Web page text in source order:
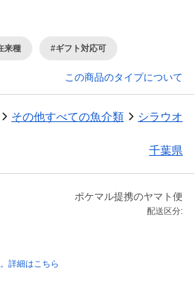
来種 #ギフト対応可
この商品のタイプについて
その他すべての魚介類 シラウオ
千葉県
ポケマル提携のヤマト便
配送区分:
詳細はこちら